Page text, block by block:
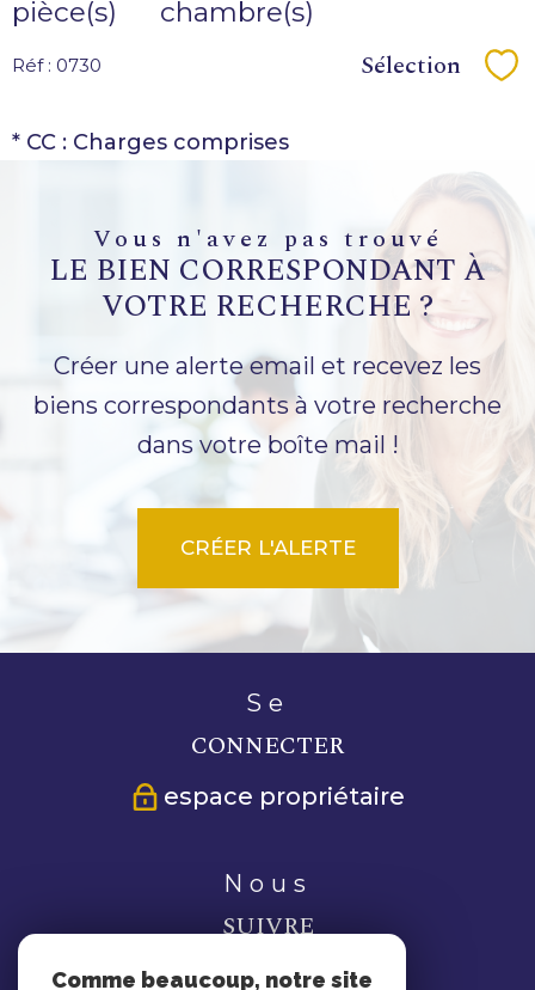
pièce(s) chambre(s)
Réf : 0730 Sélection
* CC : Charges comprises
vous n'avez pas trouvé
LE BIEN CORRESPONDANT À
VOTRE RECHERCHE ?
Créer une alerte email et recevez les
biens correspondants à votre recherche
dans votre boîte mail !
CRÉER L'ALERTE
se
CONNECTER
espace propriétaire
nous
SUIVRE
Comme beaucoup, notre site